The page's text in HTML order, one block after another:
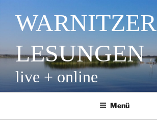
Inhalt
springenWARNITZER
LESUNGEN
live + online
Menü